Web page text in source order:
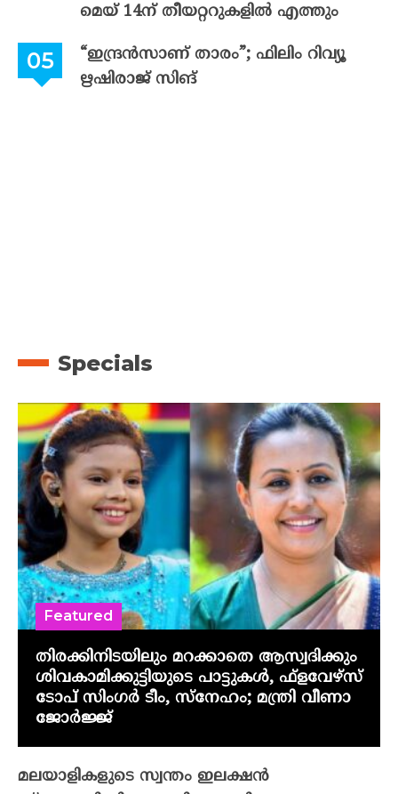
മെയ് 14ന് തീയറ്ററുകളിൽ എത്തും
“ഇന്ദ്രൻസാണ് താരം”; ഫിലിം റിവ്യൂ
ഋഷിരാജ് സിങ്
Specials
തിരക്കിനിടയിലും മറക്കാതെ ആസ്വദിക്കും
ശിവകാമിക്കുട്ടിയുടെ പാട്ടുകൾ, ഫ്‌ളവേഴ്‌സ്
ടോപ് സിംഗർ ടീം, സ്നേഹം; മന്ത്രി വീണാ
ജോർജ്ജ്
Featured
മലയാളികളുടെ സ്വന്തം ഇലക്ഷന്‍